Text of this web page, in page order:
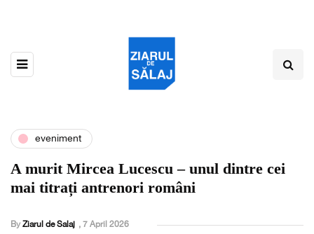
eveniment
A murit Mircea Lucescu – unul dintre cei
mai titrați antrenori români
By Ziarul de Salaj , 7 April 2026